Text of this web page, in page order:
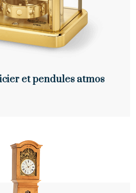
et pendules atmos